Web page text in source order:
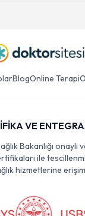
BlogOnline Terapi
VE
Bakanlığı onaylı
ile
hizmetlerine